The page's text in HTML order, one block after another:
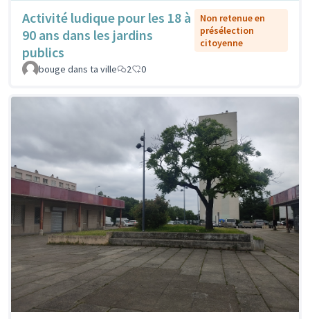
Activité ludique pour les 18 à
90 ans dans les jardins
publics
Non retenue en
présélection
citoyenne
bouge dans ta ville 2 0